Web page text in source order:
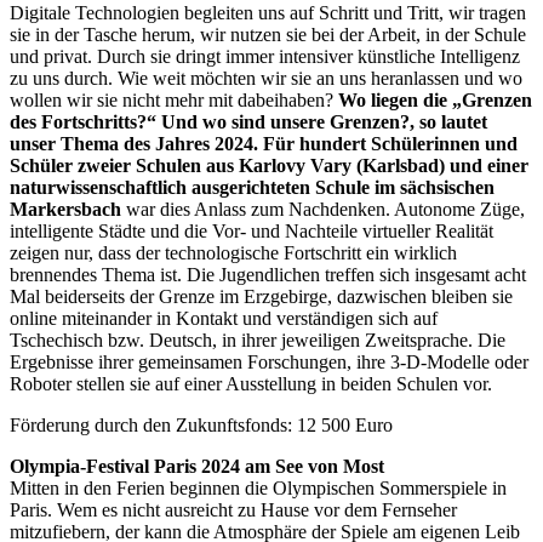
Digitale Technologien begleiten uns auf Schritt und Tritt, wir tragen
sie in der Tasche herum, wir nutzen sie bei der Arbeit, in der Schule
und privat. Durch sie dringt immer intensiver künstliche Intelligenz
zu uns durch. Wie weit möchten wir sie an uns heranlassen und wo
wollen wir sie nicht mehr mit dabeihaben? Wo liegen die „Grenzen
des Fortschritts?“ Und wo sind unsere Grenzen?, so lautet
unser Thema des Jahres 2024. Für hundert Schülerinnen und
Schüler zweier Schulen aus Karlovy Vary (Karlsbad) und einer
naturwissenschaftlich ausgerichteten Schule im sächsischen
Markersbach war dies Anlass zum Nachdenken. Autonome Züge,
intelligente Städte und die Vor- und Nachteile virtueller Realität
zeigen nur, dass der technologische Fortschritt ein wirklich
brennendes Thema ist. Die Jugendlichen treffen sich insgesamt acht
Mal beiderseits der Grenze im Erzgebirge, dazwischen bleiben sie
online miteinander in Kontakt und verständigen sich auf
Tschechisch bzw. Deutsch, in ihrer jeweiligen Zweitsprache. Die
Ergebnisse ihrer gemeinsamen Forschungen, ihre 3-D-Modelle oder
Roboter stellen sie auf einer Ausstellung in beiden Schulen vor.
Förderung durch den Zukunftsfonds: 12 500 Euro
Olympia-Festival Paris 2024 am See von Most
Mitten in den Ferien beginnen die Olympischen Sommerspiele in
Paris. Wem es nicht ausreicht zu Hause vor dem Fernseher
mitzufiebern, der kann die Atmosphäre der Spiele am eigenen Leib